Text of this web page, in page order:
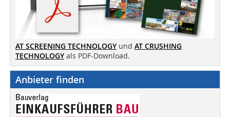
AT SCREENING TECHNOLOGY und AT CRUSHING
TECHNOLOGY als PDF-Download.
Anbieter finden